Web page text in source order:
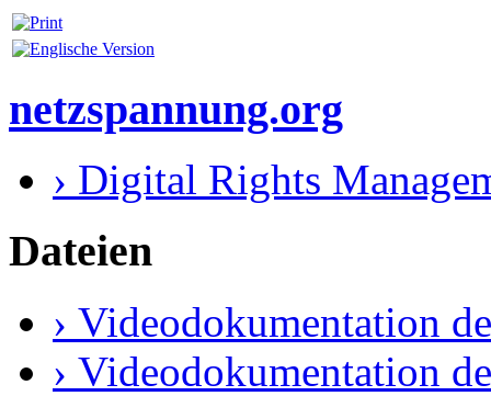
netzspannung.org
› Digital Rights
Dateien
› Videodokumentation
› Videodokumentation